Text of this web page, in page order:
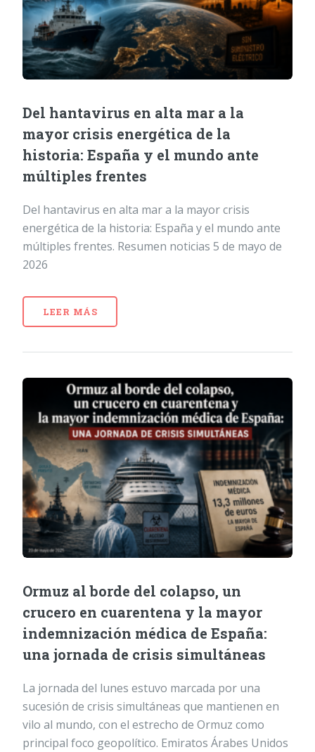
Del hantavirus en alta mar a la
mayor crisis energética de la
historia: España y el mundo ante
múltiples frentes
Del hantavirus en alta mar a la mayor crisis
energética de la historia: España y el mundo ante
múltiples frentes. Resumen noticias 5 de mayo de
2026
LEER MÁS
Ormuz al borde del colapso, un
crucero en cuarentena y la mayor
indemnización médica de España:
una jornada de crisis simultáneas
La jornada del lunes estuvo marcada por una
sucesión de crisis simultáneas que mantienen en
vilo al mundo, con el estrecho de Ormuz como
principal foco geopolítico. Emiratos Árabes Unidos